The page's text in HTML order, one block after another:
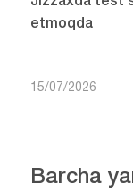
etmoqda
15/07/2026
Barcha